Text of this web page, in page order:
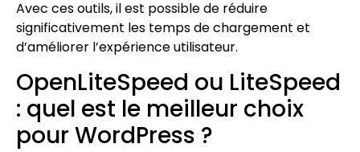
Avec ces outils, il est possible de réduire
significativement les temps de chargement et
d’améliorer l’expérience utilisateur.
OpenLiteSpeed ou LiteSpeed
: quel est le meilleur choix
pour WordPress ?